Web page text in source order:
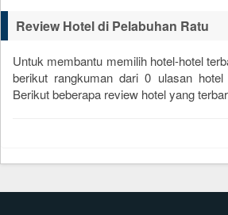
Review Hotel di Pelabuhan Ratu
Untuk membantu memilih hotel-hotel
berikut rangkuman dari0 ulasan
Berikut beberapa review hotel yang